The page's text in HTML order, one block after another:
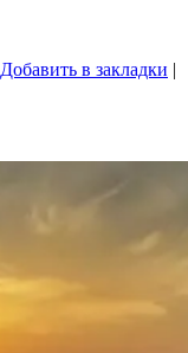
Добавить в закладки |